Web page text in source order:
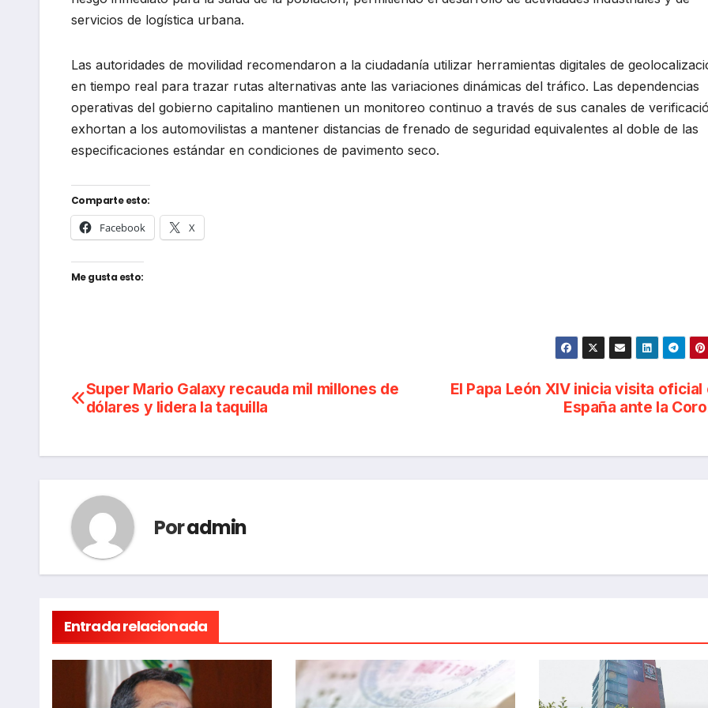
servicios de logística urbana.
Las autoridades de movilidad recomendaron a la ciudadanía utilizar herramientas digitales de
en tiempo real para trazar rutas alternativas ante las variaciones dinámicas del tráfico. Las dependencias
operativas del gobierno capitalino mantienen un monitoreo continuo a través de sus canales de
exhortan a los automovilistas a mantener distancias de frenado de seguridad equivalentes al doble de las
especificaciones estándar en condiciones de pavimento seco.
Comparte esto:
Facebook X
Me gusta esto:
Navegación
entradas
El Papa León XIV inicia visita oficial
España ante la
Super Mario Galaxy recauda mil millones de
dólares y lidera la taquilla
Poradmin
Entrada relacionada